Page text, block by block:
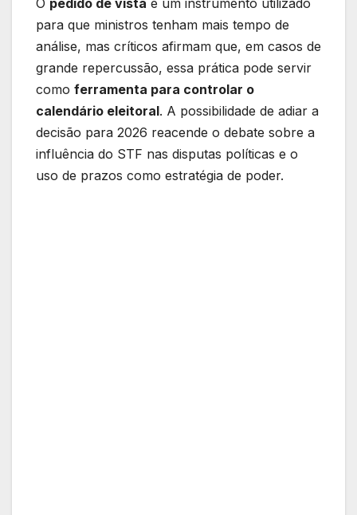
O pedido de vista é um instrumento utilizado
para que ministros tenham mais tempo de
análise, mas críticos afirmam que, em casos de
grande repercussão, essa prática pode servir
como ferramenta para controlar o
calendário eleitoral. A possibilidade de adiar a
decisão para 2026 reacende o debate sobre a
influência do STF nas disputas políticas e o
uso de prazos como estratégia de poder.